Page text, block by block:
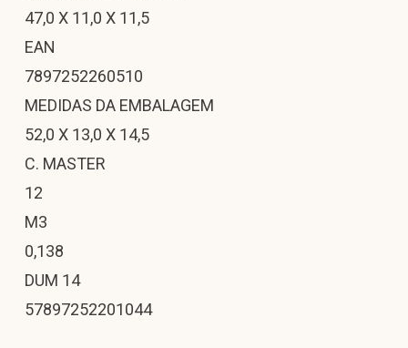
47,0 X 11,0 X 11,5
EAN
7897252260510
MEDIDAS DA EMBALAGEM
52,0 X 13,0 X 14,5
C. MASTER
12
M3
0,138
DUM 14
57897252201044